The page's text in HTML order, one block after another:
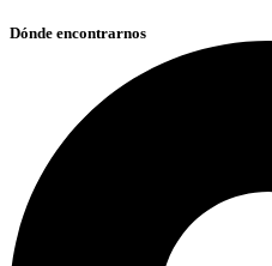
Dónde encontrarnos